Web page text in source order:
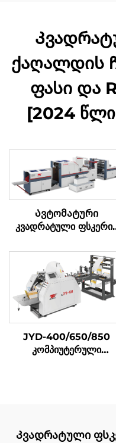
ქაღალდის
ფასი და
[2024
Ავტომატური
კვადრატული
დამამზადებელი
JYD-400/650/850
კომპიუტერული
Კვადრატული